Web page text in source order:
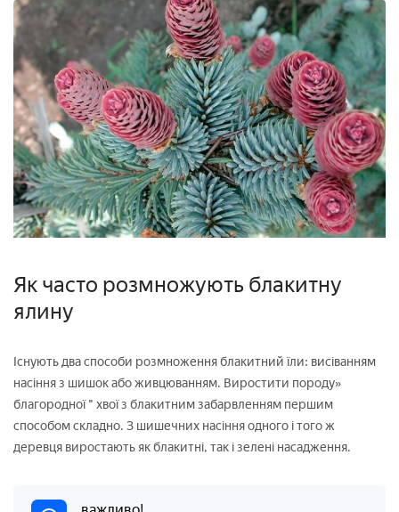
Як часто розмножують блакитну
ялину
Існують два способи розмноження блакитний їли: висіванням
насіння з шишок або живцюванням. Виростити породу»
благородної " хвої з блакитним забарвленням першим
способом складно. З шишечних насіння одного і того ж
деревця виростають як блакитні, так і зелені насадження.